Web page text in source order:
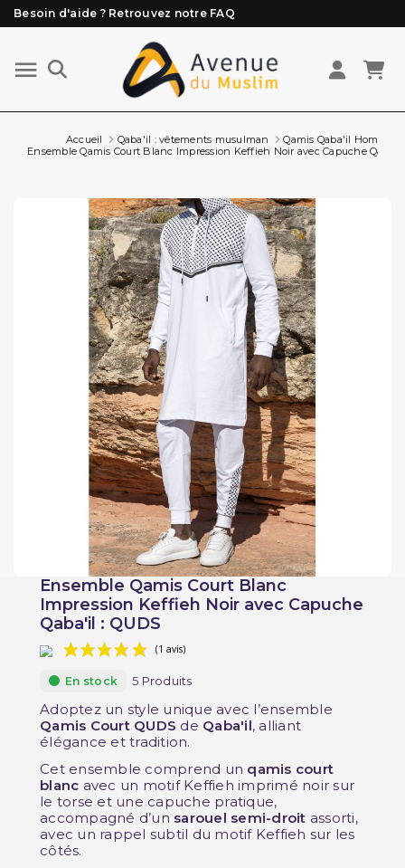
Besoin d'aide ? Retrouvez notre FAQ
Livraison offerte à partir de 89€ d'achat*
Les Commandes passées avant 15h (lun au Vend)
sont préparées et expédiées le jour même
Accueil Qaba'il : vêtements musulman
Qamis Qaba'il Homme
Ensemble Qamis Court Blanc Impression Keffieh Noir avec Capuche Qaba'il
Ensemble Qamis Court Blanc
Impression Keffieh Noir avec Capuche
Qaba'il : QUDS
(1 avis)
En stock 5 Produits
Adoptez un style unique avec l’ensemble
Qamis Court QUDS de Qaba'il, alliant
élégance et tradition.
Cet ensemble comprend un qamis court
blanc avec un motif Keffieh imprimé noir sur
le torse et une capuche pratique,
accompagné d’un sarouel semi-droit assorti,
avec un rappel subtil du motif Keffieh sur les
côtés.